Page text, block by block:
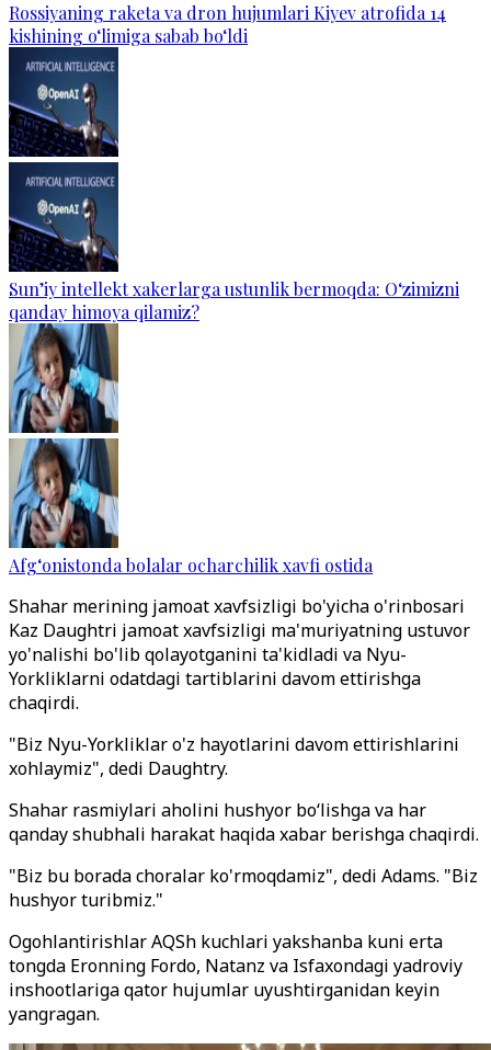
Rossiyaning raketa va dron hujumlari Kiyev atrofida 14
kishining o‘limiga sabab bo‘ldi
Sun’iy intellekt xakerlarga ustunlik bermoqda: O‘zimizni
qanday himoya qilamiz?
Afg‘onistonda bolalar ocharchilik xavfi ostida
Shahar merining jamoat xavfsizligi bo'yicha o'rinbosari
Kaz Daughtri jamoat xavfsizligi ma'muriyatning ustuvor
yo'nalishi bo'lib qolayotganini ta'kidladi va Nyu-
Yorkliklarni odatdagi tartiblarini davom ettirishga
chaqirdi.
"Biz Nyu-Yorkliklar o'z hayotlarini davom ettirishlarini
xohlaymiz", dedi Daughtry.
Shahar rasmiylari aholini hushyor bo‘lishga va har
qanday shubhali harakat haqida xabar berishga chaqirdi.
"Biz bu borada choralar ko'rmoqdamiz", dedi Adams. "Biz
hushyor turibmiz."
Ogohlantirishlar AQSh kuchlari yakshanba kuni erta
tongda Eronning Fordo, Natanz va Isfaxondagi yadroviy
inshootlariga qator hujumlar uyushtirganidan keyin
yangragan.